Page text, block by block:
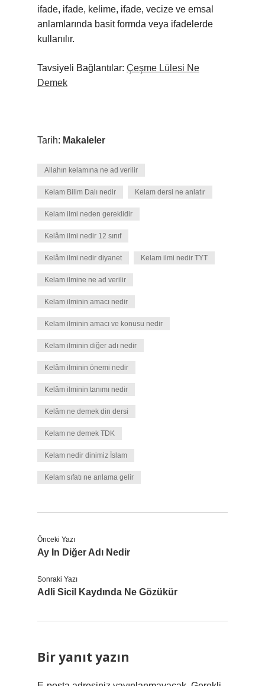
ifade, ifade, kelime, ifade, vecize ve emsal
anlamlarında basit formda veya ifadelerde
kullanılır.
Tavsiyeli Bağlantılar: Çeşme Lülesi Ne
Demek
Tarih: Makaleler
Allahın kelamına ne ad verilir
Kelam Bilim Dalı nedir Kelam dersi ne anlatır
Kelam ilmi neden gereklidir
Kelâm ilmi nedir 12 sınıf
Kelâm ilmi nedir diyanet Kelam ilmi nedir TYT
Kelam ilmine ne ad verilir
Kelam ilminin amacı nedir
Kelam ilminin amacı ve konusu nedir
Kelam ilminin diğer adı nedir
Kelâm ilminin önemi nedir
Kelâm ilminin tanımı nedir
Kelâm ne demek din dersi
Kelam ne demek TDK
Kelam nedir dinimiz İslam
Kelam sıfatı ne anlama gelir
Önceki Yazı
Ay In Diğer Adı Nedir
Sonraki Yazı
Adli Sicil Kaydında Ne Gözükür
Bir yanıt yazın